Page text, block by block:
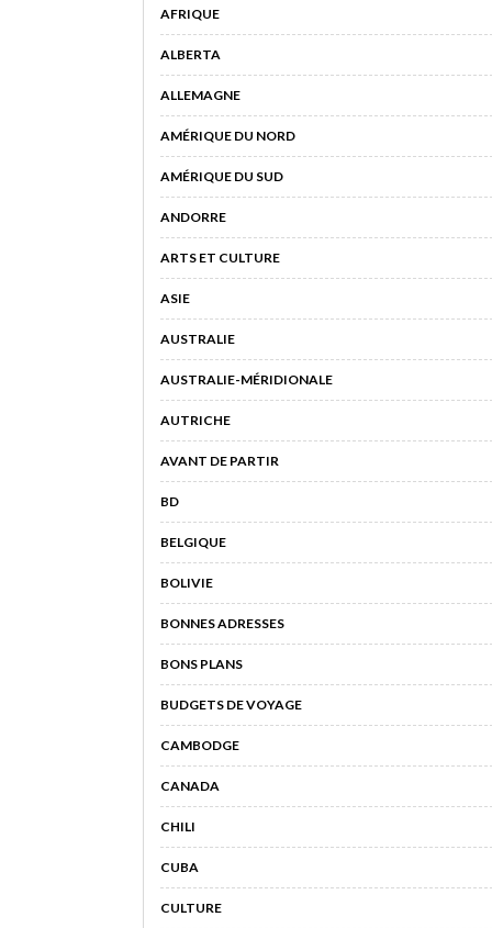
AFRIQUE
ALBERTA
ALLEMAGNE
AMÉRIQUE DU NORD
AMÉRIQUE DU SUD
ANDORRE
ARTS ET CULTURE
ASIE
AUSTRALIE
AUSTRALIE-MÉRIDIONALE
AUTRICHE
AVANT DE PARTIR
BD
BELGIQUE
BOLIVIE
BONNES ADRESSES
BONS PLANS
BUDGETS DE VOYAGE
CAMBODGE
CANADA
CHILI
CUBA
CULTURE